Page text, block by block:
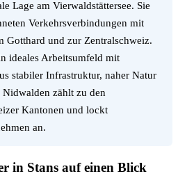
Lage am Vierwaldstättersee. Sie
Verkehrsverbindungen mit
Gotthard und zur Zentralschweiz.
ideales Arbeitsumfeld mit
stabiler Infrastruktur, naher Natur
zählt zu den
Kantonen und lockt
an.
in Stans auf einen Blick